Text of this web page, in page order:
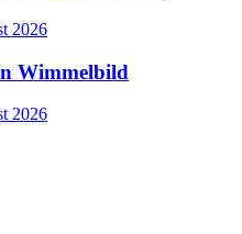
2026
Wimmelbild
2026